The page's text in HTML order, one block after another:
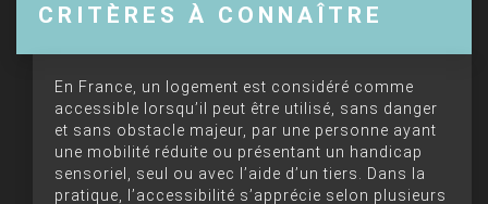
CRITÈRES À CONNAÎTRE
En France, un logement est considéré comme
accessible lorsqu’il peut être utilisé, sans danger
et sans obstacle majeur, par une personne ayant
une mobilité réduite ou présentant un handicap
sensoriel, seul ou avec l’aide d’un tiers. Dans la
pratique, l’accessibilité s’apprécie selon plusieurs